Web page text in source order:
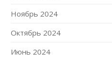
Ноябрь 2024
Октябрь 2024
Июнь 2024